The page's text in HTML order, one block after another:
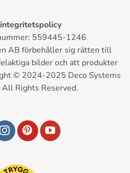
559445-1246
AB förbehåller sig rätten till
bilder och att produkter
© 2024-2025 Deco Systems
Rights Reserved.